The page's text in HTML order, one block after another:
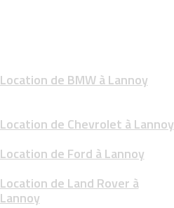
Location de BMW à Lannoy
Location de Chevrolet à Lannoy
Location de Ford à Lannoy
Location de Land Rover à
Lannoy